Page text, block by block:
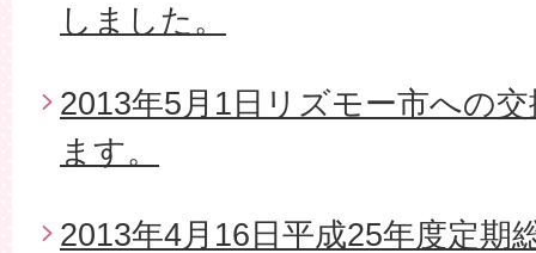
しました。
2013年5月1日リズモー市への
ます。
2013年4月16日平成25年度定期